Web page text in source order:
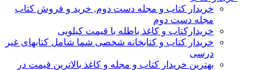
خریدار کتاب و مجله دست دوم, خرید و فروش کتاب
مجله دست دوم
خریدارکتاب و کاغذ باطله با قیمت کیلویی
خریدار کتاب و کتابخانه شخصی شما شامل کتابهای غیر
درسی
بهترین خریدار کتاب و مجله و کاغذ بالاترین قیمت در